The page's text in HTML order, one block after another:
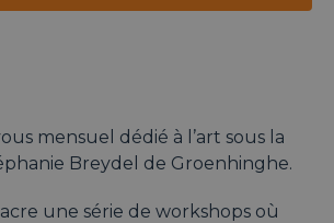
mensuel dédié à l’art sous la
Breydel de Groenhinghe.
une série de workshops où